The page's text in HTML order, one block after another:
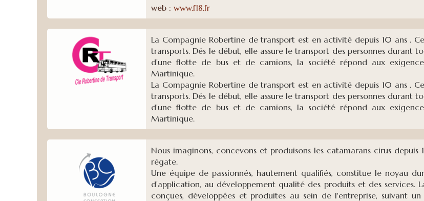
web :www.f18.fr
La Compagnie Robertine de transport est en activité depuis 10 ans .
transports. Dés le début, elle assure le transport des personnes durant
d'une flotte de bus et de camions, la société répond aux
Martinique.
La Compagnie Robertine de transport est en activité depuis 10 ans .
transports. Dés le début, elle assure le transport des personnes durant
d'une flotte de bus et de camions, la société répond aux
Martinique.
Nous imaginons, concevons et produisons les catamarans cirus
régate.
Une équipe de passionnés, hautement qualifiés, constitue le noyau
d'application, au développement qualité des produits et des services.
conçues, développées et produites au sein de l'entreprise, suivant